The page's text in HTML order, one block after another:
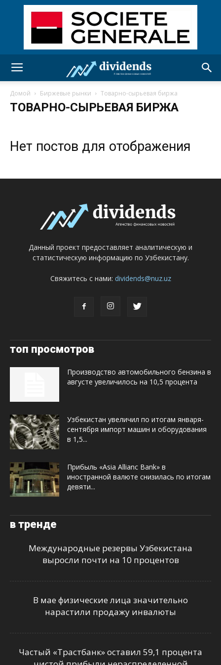
Домой Биржевые рынки Товарно-сырьевая биржа
ТОВАРНО-СЫРЬЕВАЯ БИРЖА
Нет постов для отображения
Данный проект предоставляет аналитическую и
статистическую информацию по Узбекистану.
Свяжитесь с нами: dividends@nuz.uz
топ просмотров
Производство автомобильного бензина в
августе увеличилось на 10,5 процента
Узбекистан увеличил по итогам января-
сентября импорт машин и оборудования
в 1,5...
Прибыль «Asia Allianc Bank» в
иностранной валюте снизилась по итогам
девяти...
в тренде
Международные резервы Узбекистана
выросли почти на 10 процентов
В мае физические лица значительно
нарастили продажу инвалюты
Частый «Трастбанк» оставил 59,1 процента